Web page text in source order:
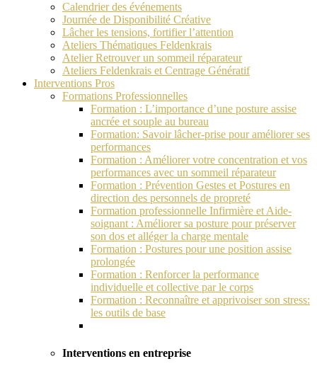
Calendrier des événements
Journée de Disponibilité Créative
Lâcher les tensions, fortifier l’attention
Ateliers Thématiques Feldenkrais
Atelier Retrouver un sommeil réparateur
Ateliers Feldenkrais et Centrage Génératif
Interventions Pros
Formations Professionnelles
Formation : L’importance d’une posture assise
ancrée et souple au bureau
Formation: Savoir lâcher-prise pour améliorer ses
performances
Formation : Améliorer votre concentration et vos
performances avec un sommeil réparateur
Formation : Prévention Gestes et Postures en
direction des personnels de propreté
Formation professionnelle Infirmière et Aide-
soignant : Améliorer sa posture pour préserver
son dos et alléger la charge mentale
Formation : Postures pour une position assise
prolongée
Formation : Renforcer la performance
individuelle et collective par le corps
Formation : Reconnaître et apprivoiser son stress:
les outils de base
Interventions en entreprise